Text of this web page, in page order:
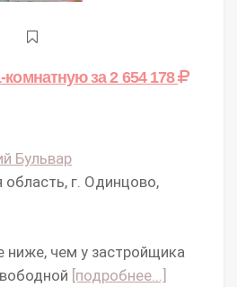
комнатнуюза 2 654 178
Бульвар
г. Одинцово,
ниже, чем у застройщика
[подробнее...]